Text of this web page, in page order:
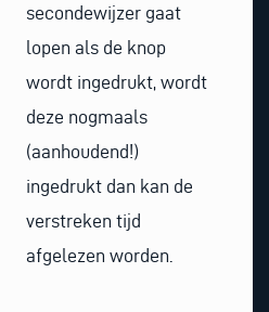
secondewijzer gaat
lopen als de knop
wordt ingedrukt, wordt
deze nogmaals
(aanhoudend!)
ingedrukt dan kan de
verstreken tijd
afgelezen worden.